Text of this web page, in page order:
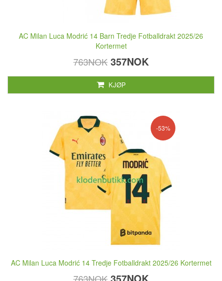
AC Milan Luca Modrić 14 Barn Tredje Fotballdrakt 2025/26
Kortermet
763NOK 357NOK
KJØP
-53%
AC Milan Luca Modrić 14 Tredje Fotballdrakt 2025/26 Kortermet